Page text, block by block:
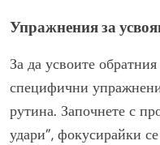
Упражнения за
За да усвоите
специфични
рутина. Започнете с
удари”, фокусирайки